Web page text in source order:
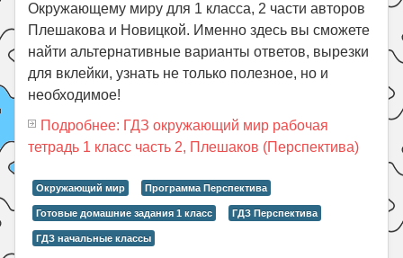
Окружающему миру для 1 класса, 2 части авторов
Плешакова и Новицкой. Именно здесь вы сможете
найти альтернативные варианты ответов, вырезки
для вклейки, узнать не только полезное, но и
необходимое!
Подробнее: ГДЗ окружающий мир рабочая
тетрадь 1 класс часть 2, Плешаков (Перспектива)
Окружающий мир Программа Перспектива
Готовые домашние задания 1 класс ГДЗ Перспектива
ГДЗ начальные классы